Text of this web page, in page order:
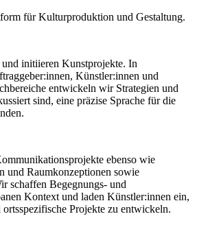
für Kulturproduktion und Gestaltung.
initiieren Kunstprojekte. In
Künstler:innen und
entwickeln wir Strategien und
sind, eine präzise Sprache für die
ebenso wie
und Raumkonzeptionen sowie
schaffen Begegnungs- und
Kontext und laden Künstler:innen ein,
ortsspezifische Projekte zu entwickeln.